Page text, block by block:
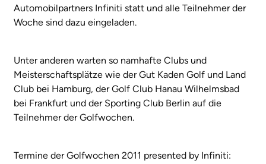
Automobilpartners Infiniti statt und alle Teilnehmer der
Woche sind dazu eingeladen.
Unter anderen warten so namhafte Clubs und
Meisterschaftsplätze wie der Gut Kaden Golf und Land
Club bei Hamburg, der Golf Club Hanau Wilhelmsbad
bei Frankfurt und der Sporting Club Berlin auf die
Teilnehmer der Golfwochen.
Termine der Golfwochen 2011 presented by Infiniti: